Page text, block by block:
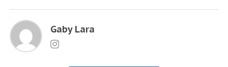
Gaby Lara